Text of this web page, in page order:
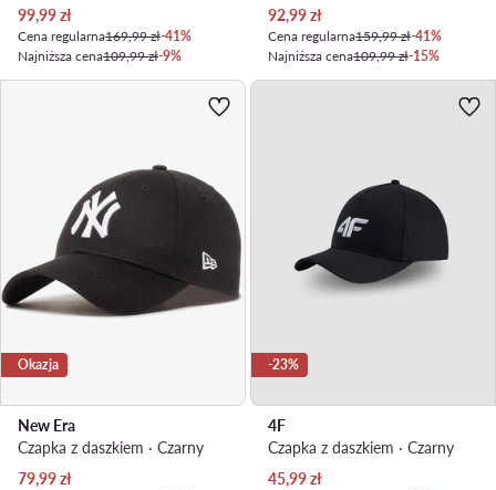
Aktualna cena
99,99zł
Cena regularna169,99 zł-41%
Najniższa cena109,99 zł-9%
Aktualna cena
92,99zł
Cena regularna159,99 zł-41%
Najniższa cena109,99 zł-15%
Okazja
New Era
Czapka z daszkiem · Czarny
Aktualna cena
79,99zł
-23%
4F
Czapka z daszkiem · Czarny
Aktualna cena
45,99zł